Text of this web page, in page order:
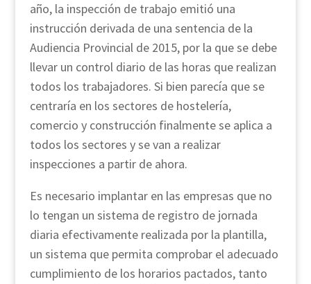
año, la inspección de trabajo emitió una
instrucción derivada de una sentencia de la
Audiencia Provincial de 2015, por la que se debe
llevar un control diario de las horas que realizan
todos los trabajadores. Si bien parecía que se
centraría en los sectores de hostelería,
comercio y construcción finalmente se aplica a
todos los sectores y se van a realizar
inspecciones a partir de ahora.
Es necesario implantar en las empresas que no
lo tengan un sistema de registro de jornada
diaria efectivamente realizada por la plantilla,
un sistema que permita comprobar el adecuado
cumplimiento de los horarios pactados, tanto